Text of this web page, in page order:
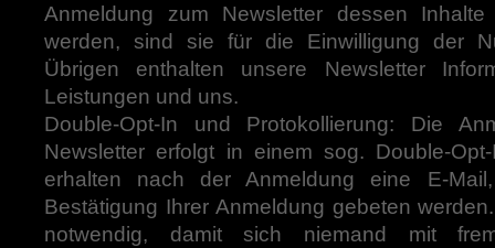
Anmeldung zum Newsletter dessen Inhalte
werden, sind sie für die Einwilligung der
Übrigen enthalten unsere Newsletter
Leistungen und uns.
Double-Opt-In und Protokollierung: Die
Newsletter erfolgt in einem sog. Double-
erhalten nach der Anmeldung eine E-
Bestätigung Ihrer Anmeldung gebeten
notwendig, damit sich niemand mit